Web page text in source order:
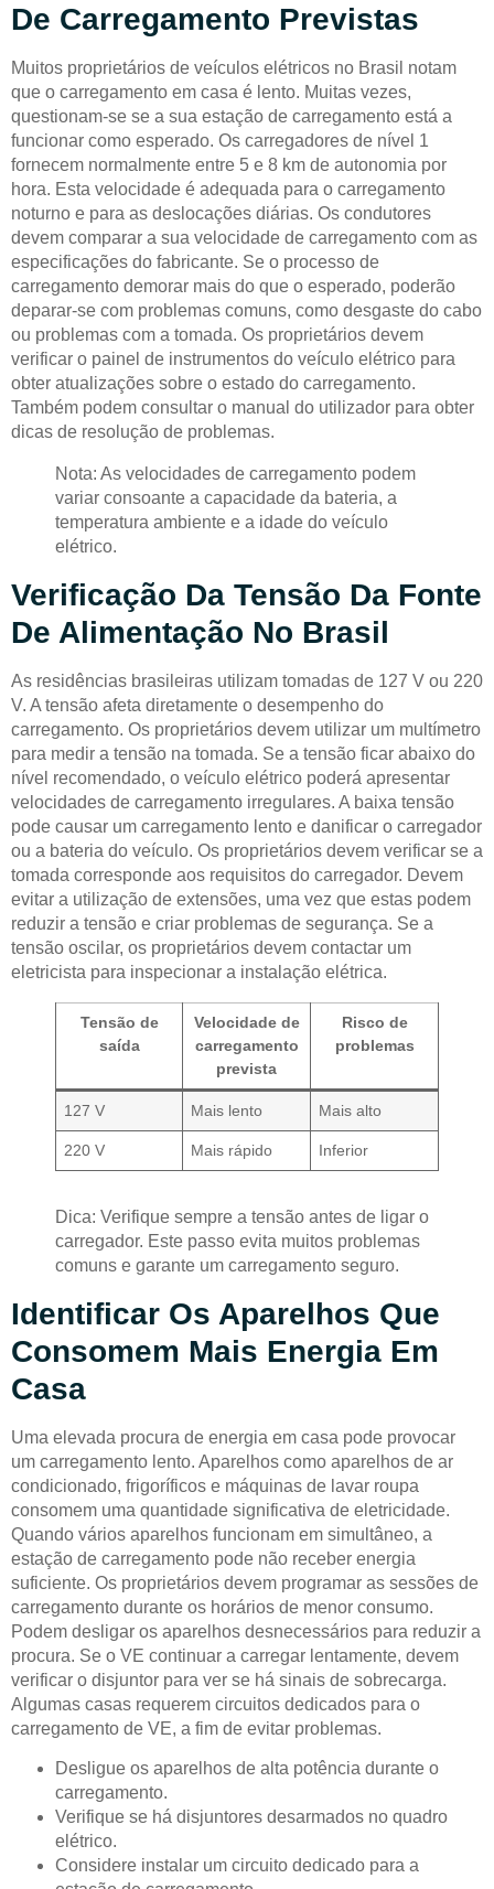
De Carregamento Previstas
Muitos proprietários de veículos elétricos no Brasil notam
que o carregamento em casa é lento. Muitas vezes,
questionam-se se a sua estação de carregamento está a
funcionar como esperado. Os carregadores de nível 1
fornecem normalmente entre 5 e 8 km de autonomia por
hora. Esta velocidade é adequada para o carregamento
noturno e para as deslocações diárias. Os condutores
devem comparar a sua velocidade de carregamento com as
especificações do fabricante. Se o processo de
carregamento demorar mais do que o esperado, poderão
deparar-se com problemas comuns, como desgaste do cabo
ou problemas com a tomada. Os proprietários devem
verificar o painel de instrumentos do veículo elétrico para
obter atualizações sobre o estado do carregamento.
Também podem consultar o manual do utilizador para obter
dicas de resolução de problemas.
Nota: As velocidades de carregamento podem
variar consoante a capacidade da bateria, a
temperatura ambiente e a idade do veículo
elétrico.
Verificação Da Tensão Da Fonte
De Alimentação No Brasil
As residências brasileiras utilizam tomadas de 127 V ou 220
V. A tensão afeta diretamente o desempenho do
carregamento. Os proprietários devem utilizar um multímetro
para medir a tensão na tomada. Se a tensão ficar abaixo do
nível recomendado, o veículo elétrico poderá apresentar
velocidades de carregamento irregulares. A baixa tensão
pode causar um carregamento lento e danificar o carregador
ou a bateria do veículo. Os proprietários devem verificar se a
tomada corresponde aos requisitos do carregador. Devem
evitar a utilização de extensões, uma vez que estas podem
reduzir a tensão e criar problemas de segurança. Se a
tensão oscilar, os proprietários devem contactar um
eletricista para inspecionar a instalação elétrica.
Tensão de
saída
Velocidade de
carregamento
prevista
Risco de
problemas
127 V Mais lento Mais alto
220 V Mais rápido Inferior
Dica: Verifique sempre a tensão antes de ligar o
carregador. Este passo evita muitos problemas
comuns e garante um carregamento seguro.
Identificar Os Aparelhos Que
Consomem Mais Energia Em
Casa
Uma elevada procura de energia em casa pode provocar
um carregamento lento. Aparelhos como aparelhos de ar
condicionado, frigoríficos e máquinas de lavar roupa
consomem uma quantidade significativa de eletricidade.
Quando vários aparelhos funcionam em simultâneo, a
estação de carregamento pode não receber energia
suficiente. Os proprietários devem programar as sessões de
carregamento durante os horários de menor consumo.
Podem desligar os aparelhos desnecessários para reduzir a
procura. Se o VE continuar a carregar lentamente, devem
verificar o disjuntor para ver se há sinais de sobrecarga.
Algumas casas requerem circuitos dedicados para o
carregamento de VE, a fim de evitar problemas.
Desligue os aparelhos de alta potência durante o
carregamento.
Verifique se há disjuntores desarmados no quadro
elétrico.
Considere instalar um circuito dedicado para a